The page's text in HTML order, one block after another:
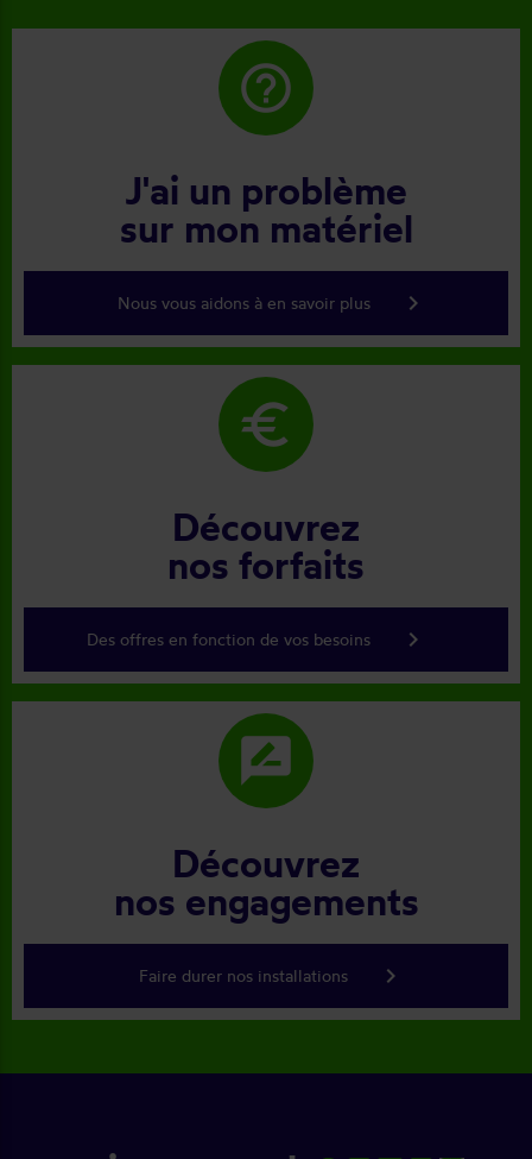
help_outline
J'ai un problème
sur mon matériel
Nous vous aidons à en savoir plus keyboard_arrow_right
euro
Découvrez
nos forfaits
Des offres en fonction de vos besoins keyboard_arrow_right
rate_review
Découvrez
nos engagements
Faire durer nos installations keyboard_arrow_right